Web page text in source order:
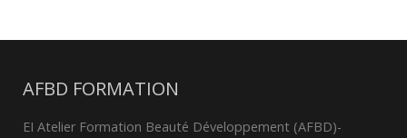
AFBD FORMATION
EI Atelier Formation Beauté Développement (AFBD)-